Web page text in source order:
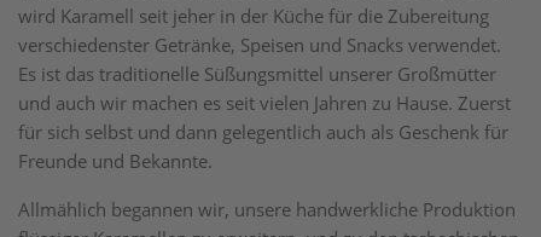
wird Karamell seit jeher in der Küche für die Zubereitung
verschiedenster Getränke, Speisen und Snacks verwendet.
Es ist das traditionelle Süßungsmittel unserer Großmütter
und auch wir machen es seit vielen Jahren zu Hause. Zuerst
für sich selbst und dann gelegentlich auch als Geschenk für
Freunde und Bekannte.
Allmählich begannen wir, unsere handwerkliche Produktion